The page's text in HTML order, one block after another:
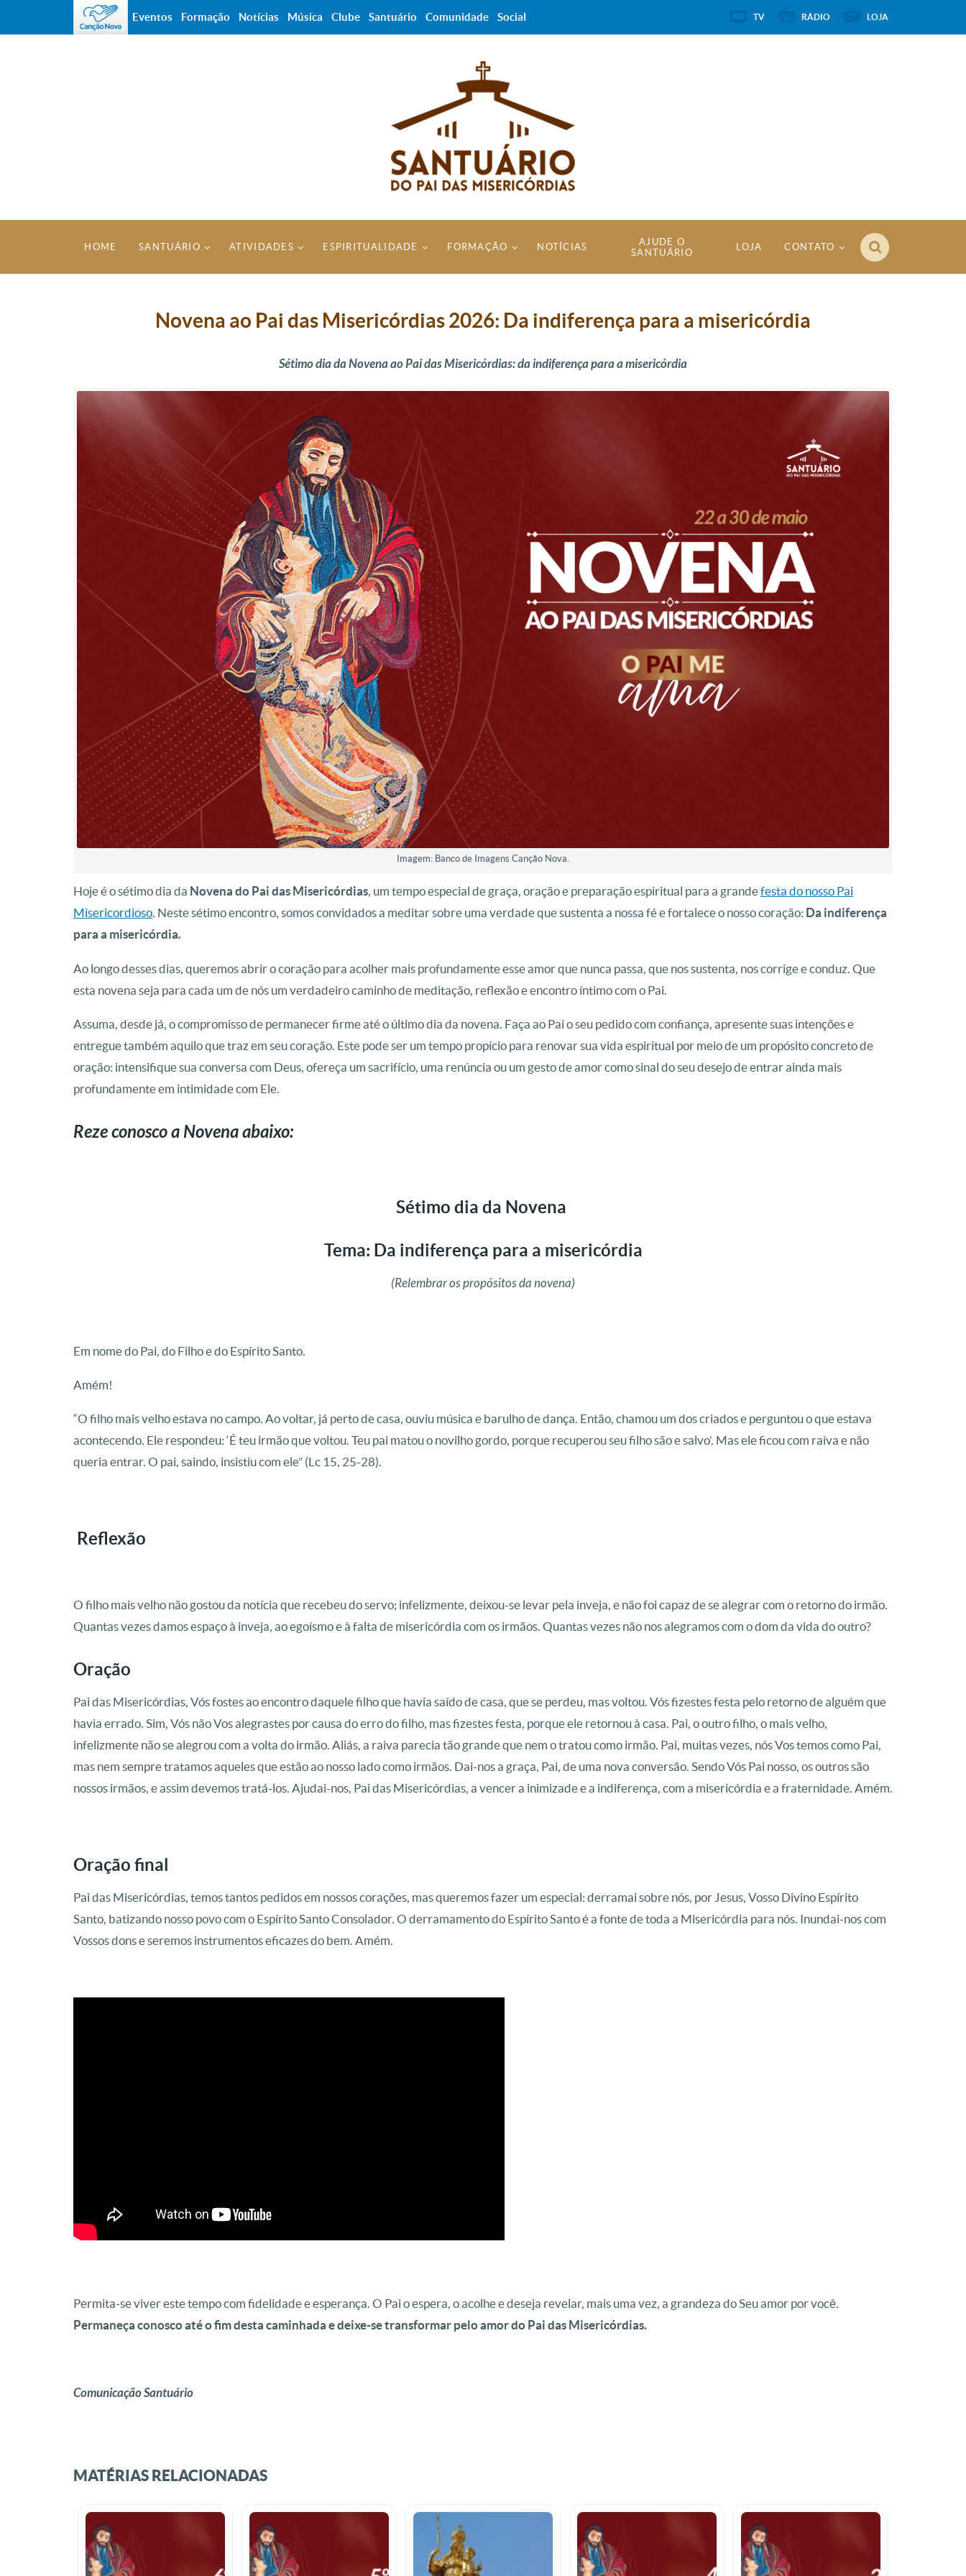
HOME SANTUÁRIO ATIVIDADES ESPIRITUALIDADE FORMAÇÃO NOTÍCIAS
AJUDE O
SANTUÁRIO
LOJA CONTATO
Novena ao Pai das Misericórdias 2026: Da indiferença para a misericórdia
Sétimo dia da Novena ao Pai das Misericórdias: da indiferença para a misericórdia
Imagem: Banco de Imagens Canção Nova.
Hoje é o sétimo dia da Novena do Pai das Misericórdias , um tempo especial de graça, oração e preparação espiritual para a grandefesta do nosso Pai
Misericordioso . Neste sétimo encontro, somos convidados a meditar sobre uma verdade que sustenta a nossa fé e fortalece o nosso coração: Da indiferença
para a misericórdia.
Ao longo desses dias, queremos abrir o coração para acolher mais profundamente esse amor que nunca passa, que nos sustenta, nos corrige e conduz. Que
esta novena seja para cada um de nós um verdadeiro caminho de meditação, reflexão e encontro íntimo com o Pai.
Assuma, desde já, o compromisso de permanecer firme até o último dia da novena. Faça ao Pai o seu pedido com confiança, apresente suas intenções e
entregue também aquilo que traz em seu coração. Este pode ser um tempo propício para renovar sua vida espiritual por meio de um propósito concreto de
oração: intensifique sua conversa com Deus, ofereça um sacrifício, uma renúncia ou um gesto de amor como sinal do seu desejo de entrar ainda mais
profundamente em intimidade com Ele.
Reze conosco a Novenaabaixo:
Sétimo dia da Novena
Tema: Da indiferença para a misericórdia
(Relembrar os propósitos da novena)
Em nome do Pai, do Filho e do Espírito Santo.
Amém!
“O filho mais velho estava no campo. Ao voltar, já perto de casa, ouviu música e barulho de dança. Então, chamou um dos criados e perguntou o que estava
acontecendo. Ele respondeu: ‘É teu irmão que voltou. Teu pai matou o novilho gordo, porque recuperou seu filho são e salvo’. Mas ele ficou com raiva e não
queria entrar. O pai, saindo, insistiu com ele” (Lc 15, 25-28).
Reflexão
O filho mais velho não gostou da notícia que recebeu do servo; infelizmente, deixou-se levar pela inveja, e não foi capaz de se alegrar com o retorno do irmão.
Quantas vezes damos espaço à inveja, ao egoísmo e à falta de misericórdia com os irmãos. Quantas vezes não nos alegramos com o dom da vida do outro?
Oração
Pai das Misericórdias, Vós fostes ao encontro daquele filho que havia saído de casa, que se perdeu, mas voltou. Vós fizestes festa pelo retorno de alguém que
havia errado. Sim, Vós não Vos alegrastes por causa do erro do filho, mas fizestes festa, porque ele retornou à casa. Pai, o outro filho, o mais velho,
infelizmente não se alegrou com a volta do irmão. Aliás, a raiva parecia tão grande que nem o tratou como irmão. Pai, muitas vezes, nós Vos temos como Pai,
mas nem sempre tratamos aqueles que estão ao nosso lado como irmãos. Dai-nos a graça, Pai, de uma nova conversão. Sendo Vós Pai nosso, os outros são
nossos irmãos, e assim devemos tratá-los. Ajudai-nos, Pai das Misericórdias, a vencer a inimizade e a indiferença, com a misericórdia e a fraternidade. Amém.
Oração final
Pai das Misericórdias, temos tantos pedidos em nossos corações, mas queremos fazer um especial: derramai sobre nós, por Jesus, Vosso Divino Espírito
Santo, batizando nosso povo com o Espírito Santo Consolador. O derramamento do Espírito Santo é a fonte de toda a Misericórdia para nós. Inundai-nos com
Vossos dons e seremos instrumentos eficazes do bem. Amém.
Permita-se viver este tempo com fidelidade e esperança. O Pai o espera, o acolhe e deseja revelar, mais uma vez, a grandeza do Seu amor por você.
Permaneça conosco até o fim desta caminhada e deixe-se transformar pelo amor do Pai das Misericórdias.
Comunicação Santuário
MATÉRIAS RELACIONADAS
Eventos Formação Notícias Música Clube Santuário Comunidade Social TV RÁDIO LOJA